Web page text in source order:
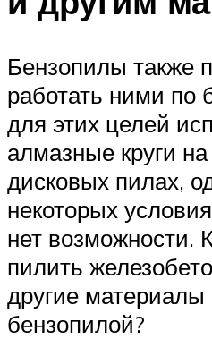
Бензопилы также
работать ними по
для этих целей
алмазные круги
дисковых пилах,
некоторых
нет возможности.
пилить
другие
бензопилой?